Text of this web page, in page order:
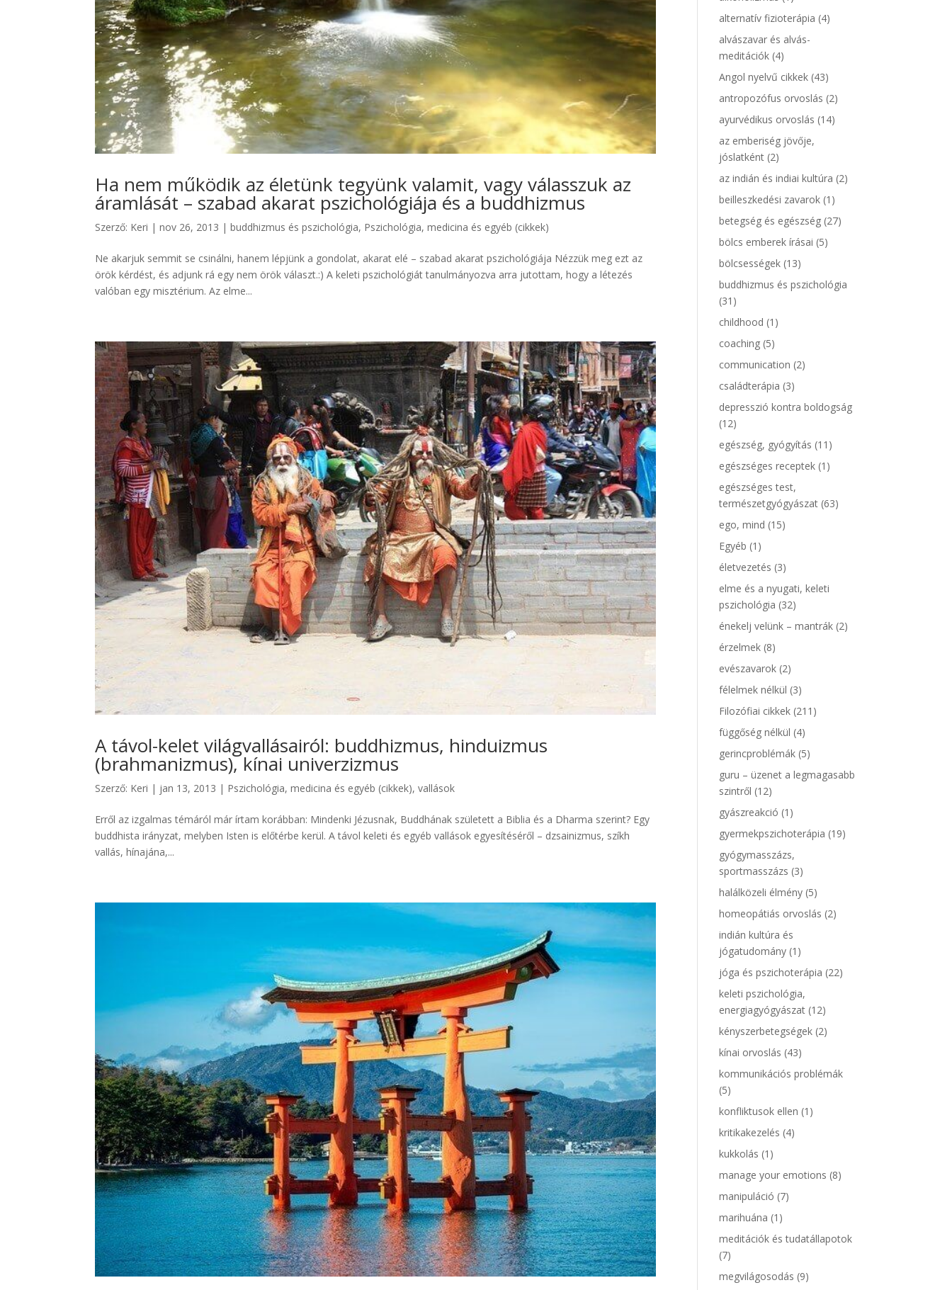
Ha nem működik az életünk tegyünk valamit, vagy válasszuk az
áramlását – szabad akarat pszichológiája és a buddhizmus
Szerző: Keri |nov 26, 2013 |buddhizmus és pszichológia, Pszichológia, medicina és egyéb (cikkek)
Ne akarjuk semmit se csinálni, hanem lépjünk a gondolat, akarat elé – szabad akarat pszichológiája Nézzük meg ezt az
örök kérdést, és adjunk rá egy nem örök választ.:) A keleti pszichológiát tanulmányozva arra jutottam, hogy a létezés
valóban egy misztérium. Az elme...
A távol-kelet világvallásairól: buddhizmus, hinduizmus
(brahmanizmus), kínai univerzizmus
Szerző: Keri | jan 13, 2013 | Pszichológia, medicina és egyéb (cikkek),vallások
Erről az izgalmas témáról már írtam korábban: Mindenki Jézusnak, Buddhának született a Biblia és a Dharma szerint? Egy
buddhista irányzat, melyben Isten is előtérbe kerül. A távol keleti és egyéb vallások egyesítéséről – dzsainizmus, szíkh
vallás, hínajána,...
alternatív fizioterápia (4)
alvászavar és alvás-
meditációk (4)
Angol nyelvű cikkek (43)
antropozófus orvoslás (2)
ayurvédikus orvoslás (14)
az emberiség jövője,
jóslatként (2)
az indián és indiai kultúra (2)
beilleszkedési zavarok (1)
betegség és egészség (27)
bölcs emberek írásai (5)
bölcsességek (13)
buddhizmus és pszichológia
(31)
childhood (1)
coaching (5)
communication (2)
családterápia (3)
depresszió kontra boldogság
(12)
egészség, gyógyítás (11)
egészséges receptek (1)
egészséges test,
természetgyógyászat (63)
ego, mind (15)
Egyéb (1)
életvezetés (3)
elme és a nyugati, keleti
pszichológia (32)
énekelj velünk – mantrák (2)
érzelmek (8)
evészavarok (2)
félelmek nélkül (3)
Filozófiai cikkek (211)
függőség nélkül (4)
gerincproblémák (5)
guru – üzenet a legmagasabb
szintről (12)
gyászreakció (1)
gyermekpszichoterápia (19)
gyógymasszázs,
sportmasszázs (3)
halálközeli élmény (5)
homeopátiás orvoslás (2)
indián kultúra és
jógatudomány (1)
jóga és pszichoterápia (22)
keleti pszichológia,
energiagyógyászat (12)
kényszerbetegségek (2)
kínai orvoslás (43)
kommunikációs problémák
(5)
konfliktusok ellen (1)
kritikakezelés (4)
kukkolás (1)
manage your emotions (8)
manipuláció (7)
marihuána (1)
meditációk és tudatállapotok
(7)
megvilágosodás (9)